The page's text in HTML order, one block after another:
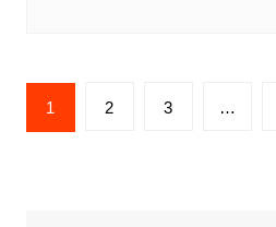
Berichtnavigatie
1 2 3 …